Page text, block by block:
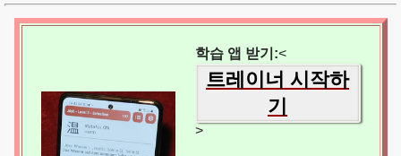
학습 앱 받기:<
트레이너 시작하
기
>